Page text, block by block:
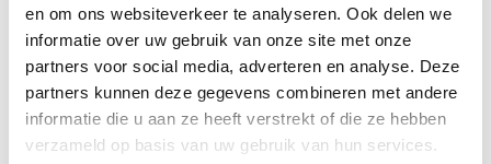
en om ons websiteverkeer te analyseren. Ook delen we
informatie over uw gebruik van onze site met onze
partners voor social media, adverteren en analyse. Deze
partners kunnen deze gegevens combineren met andere
informatie die u aan ze heeft verstrekt of die ze hebben
verzameld op basis van uw gebruik van hun services.
Actieprijs € 6,50 p/m¹
Aanbieding hardhouten vlonderdelen 28mm
dik